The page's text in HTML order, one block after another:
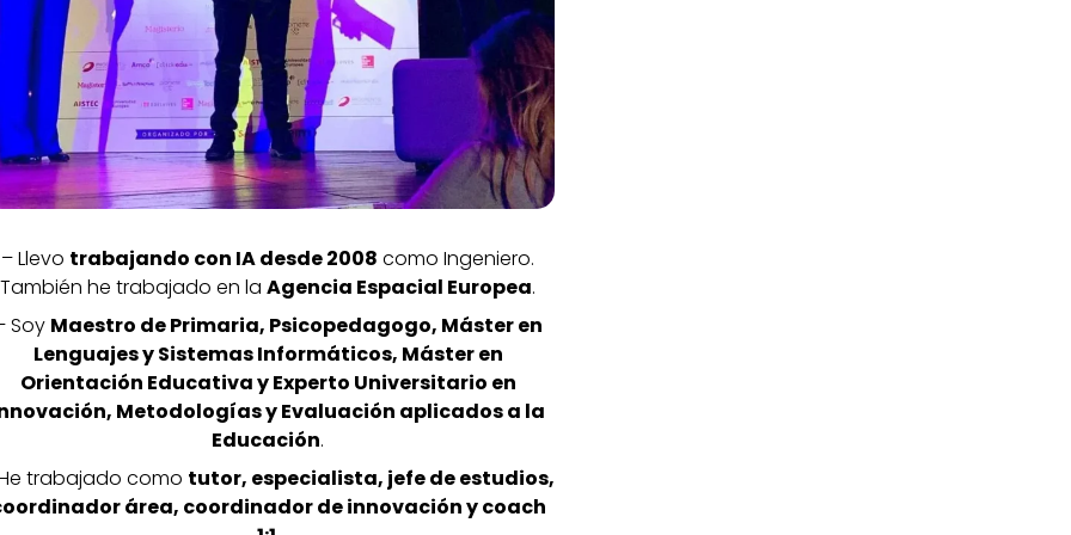
– Llevo trabajando con IA desde 2008 como Ingeniero.
También he trabajado en la Agencia Espacial Europea.
Soy Maestro de Primaria, Psicopedagogo, Máster en
Lenguajes y Sistemas Informáticos, Máster en
Orientación Educativa y Experto Universitario en
Metodologías y Evaluación aplicados a la
Educación.
trabajado como tutor, especialista, jefe de estudios,
área, coordinador de innovación y coach